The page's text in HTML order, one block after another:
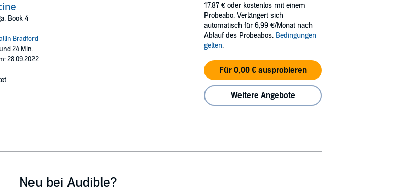
Book 4
Bradford
24 Min.
28.09.2022
17,87 € oder kostenlos mit einem
Probeabo. Verlängert sich
automatisch für 6,99 €/Monat nach
Ablauf des Probeabos. Bedingungen
gelten.
Für 0,00 € ausprobieren
Weitere Angebote
Neu bei Audible?